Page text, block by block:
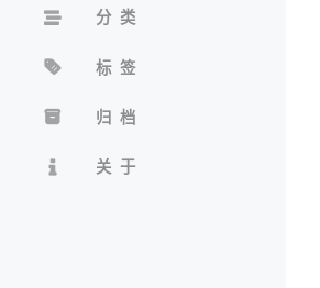
分类
标签
归档
关于